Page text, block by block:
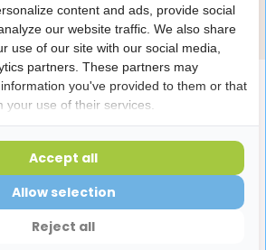
Stuur e-mailcontent and ads, provide social
our website traffic. We also share
use of our site with our social media,
partners. These partners may
you've provided to them or that
your use of their services.
Reject all
Allow selection
Accept all